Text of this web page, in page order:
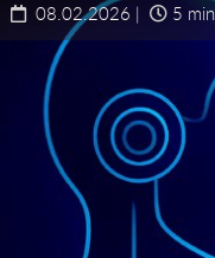
08.02.2026 | 5